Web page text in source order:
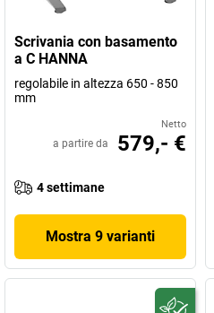
Scrivania con basamento
a C HANNA
regolabile in altezza 650 - 850
mm
Netto
a partire da 579,- €
4 settimane
Mostra 9 varianti